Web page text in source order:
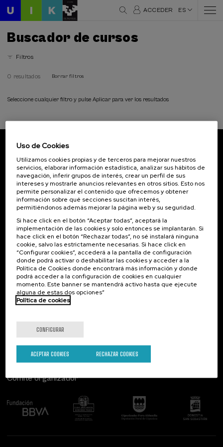
ACCEDER ES
Buscador de cursos
Filtros
0 resultados Borrar filtros
Seleccione cualquier filtro y pulse Aplicar para ver los resultados
Inscríbete para ser el primero/a en recibir las
novedades de UIK.
Suscribirse
Contacto
Palacio Miramar
Paseo de Miraconcha, 48
20007 Donostia / San Sebastián
Gipuzkoa, Spain
Contacta con nosotros
De interés...
Actividades anteriores
Comité organizador
Uso de Cookies
Utilizamos cookies propias y de terceros para mejorar nuestros
servicios, elaborar información estadística, analizar sus hábitos de
navegación, inferir grupos de interés, crear un perfil de sus
intereses y mostrarle anuncios relevantes en otros sitios. Esto nos
permite personalizar el contenido que ofrecemos y obtener
información sobre qué secciones suscitan interés,
permitiéndonos además mejorar la página web y su seguridad.
Si hace click en el botón “Aceptar todas”, aceptará la
implementación de las cookies y solo entonces se implantarán. Si
hace click en el botón “Rechazar todas”, no sé instalará ninguna
cookie, salvo las estrictamente necesarias. Si hace click en
“Configurar cookies”, accederá a la pantalla de configuración
donde podrá activar o deshabilitar las cookies y acceder a la
Política de Cookies donde encontrará más información y donde
podrá acceder a la configuración de cookies en cualquier
momento. Este banner se mantendrá activo hasta que ejecute
alguna de estas dos opciones”
Política de cookies
CONFIGURAR
RECHAZAR COOKIES
ACEPTAR COOKIES